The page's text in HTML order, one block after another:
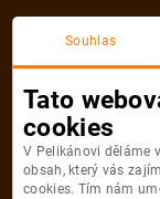
Souhlas
Tato
cookies
V Pelikánovi děláme
obsah, který vás
cookies. Tím nám